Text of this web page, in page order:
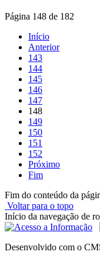
Página 148 de 182
Início
Anterior
143
144
145
146
147
148
149
150
151
152
Próximo
Fim
Fim do conteúdo da
Voltar para o topo
Início da navegação de
Desenvolvido com o